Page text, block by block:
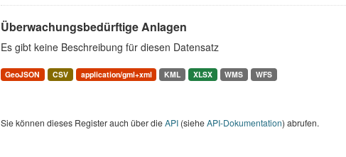
Überwachungsbedürftige Anlagen
Es gibt keine Beschreibung für diesen Datensatz
GeoJSON CSV application/gml+xml KML XLSX WMS WFS
Sie können dieses Register auch über dieAPI(sieheAPI-Dokumentation) abrufen.